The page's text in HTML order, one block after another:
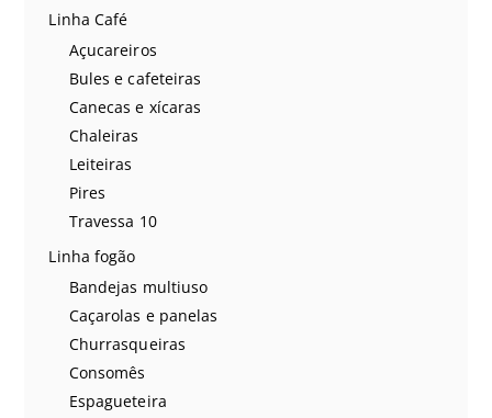
Linha Café
Açucareiros
Bules e cafeteiras
Canecas e xícaras
Chaleiras
Leiteiras
Pires
Travessa 10
Linha fogão
Bandejas multiuso
Caçarolas e panelas
Churrasqueiras
Consomês
Espagueteira